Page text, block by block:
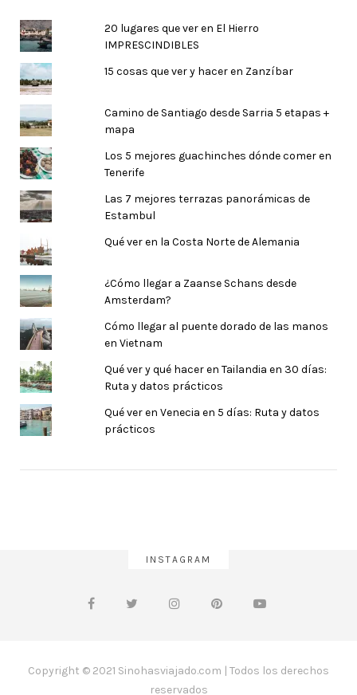
20 lugares que ver en El Hierro
IMPRESCINDIBLES
15 cosas que ver y hacer en Zanzíbar
Camino de Santiago desde Sarria 5 etapas +
mapa
Los 5 mejores guachinches dónde comer en
Tenerife
Las 7 mejores terrazas panorámicas de
Estambul
Qué ver en la Costa Norte de Alemania
¿Cómo llegar a Zaanse Schans desde
Amsterdam?
Cómo llegar al puente dorado de las manos
en Vietnam
Qué ver y qué hacer en Tailandia en 30 días:
Ruta y datos prácticos
Qué ver en Venecia en 5 días: Ruta y datos
prácticos
INSTAGRAM
Copyright © 2021 Sinohasviajado.com | Todos los derechos
reservados